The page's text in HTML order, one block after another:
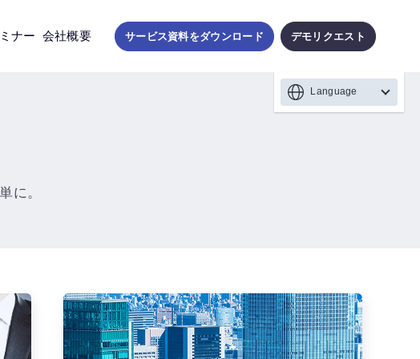
ナー 会社概要 サービス資料をダウンロード デモリクエスト
Language
に。